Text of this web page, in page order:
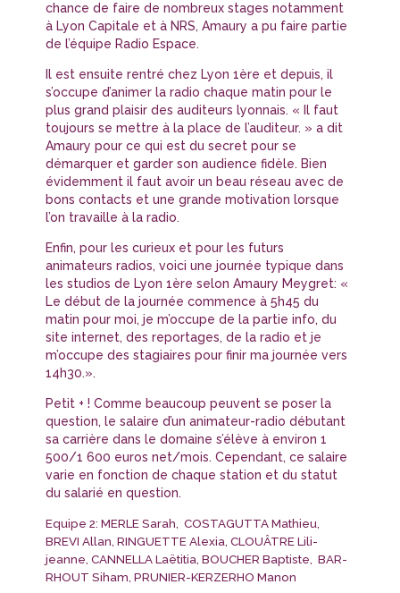
chance de faire de nombreux stages notamment
à Lyon Capitale et à NRS, Amaury a pu faire partie
de l’équipe Radio Espace.
Il est ensuite rentré chez Lyon 1ère et depuis, il
s’occupe d’animer la radio chaque matin pour le
plus grand plaisir des auditeurs lyonnais. « Il faut
toujours se mettre à la place de l’auditeur. » a dit
Amaury pour ce qui est du secret pour se
démarquer et garder son audience fidèle. Bien
évidemment il faut avoir un beau réseau avec de
bons contacts et une grande motivation lorsque
l’on travaille à la radio.
Enfin, pour les curieux et pour les futurs
animateurs radios, voici une journée typique dans
les studios de Lyon 1ère selon Amaury Meygret: «
Le début de la journée commence à 5h45 du
matin pour moi, je m’occupe de la partie info, du
site internet, des reportages, de la radio et je
m’occupe des stagiaires pour finir ma journée vers
14h30.».
Petit + ! Comme beaucoup peuvent se poser la
question, le salaire d’un animateur-radio débutant
sa carrière dans le domaine s’élève à environ 1
500/1 600 euros net/mois. Cependant, ce salaire
varie en fonction de chaque station et du statut
du salarié en question.
Equipe 2: MERLE Sarah, COSTAGUTTA Mathieu,
BREVI Allan, RINGUETTE Alexia, CLOUÂTRE Lili-
jeanne, CANNELLA Laëtitia, BOUCHER Baptiste, BAR-
RHOUT Siham, PRUNIER-KERZERHO Manon